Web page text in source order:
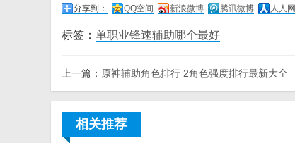
分享到： QQ空间 新浪微博 腾讯微博 人人网
标签： 单职业锋速辅助哪个最好
上一篇： 原神辅助角色排行 2角色强度排行最新大全
相关推荐